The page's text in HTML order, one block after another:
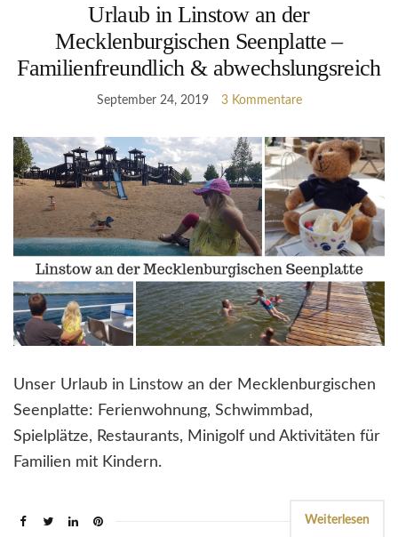
Urlaub in Linstow an der
Mecklenburgischen Seenplatte –
Familienfreundlich & abwechslungsreich
September 24, 2019 3 Kommentare
Unser Urlaub in Linstow an der Mecklenburgischen
Seenplatte: Ferienwohnung, Schwimmbad,
Spielplätze, Restaurants, Minigolf und Aktivitäten für
Familien mit Kindern.
Weiterlesen